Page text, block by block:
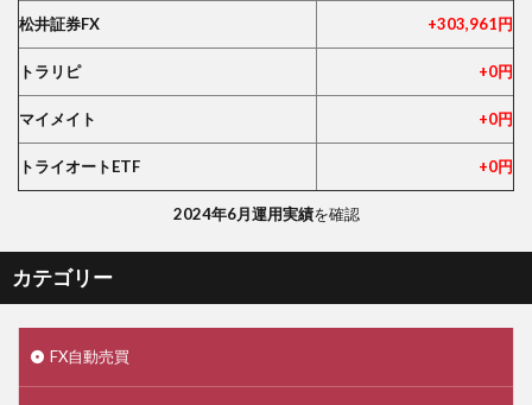
松井証券FX +303,961円
トラリピ +0円
マイメイト +0円
トライオートETF +0円
2024年6月運用実績を確認
カテゴリー
FX自動売買